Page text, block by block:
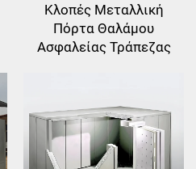
Κλοπές Μεταλλική
Πόρτα Θαλάμου
Ασφαλείας Τράπεζας